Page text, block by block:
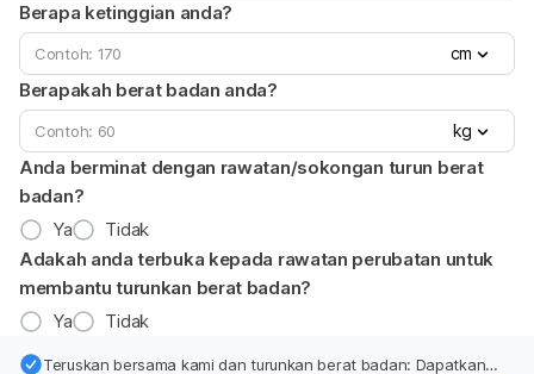
Berapa ketinggian anda?
cm
Berapakah berat badan anda?
kg
Anda berminat dengan rawatan/sokongan turun berat
badan?
Ya
Tidak
Adakah anda terbuka kepada rawatan perubatan untuk
membantu turunkan berat badan?
Ya
Tidak
Teruskan bersama kami dan turunkan berat badan: Dapatkan